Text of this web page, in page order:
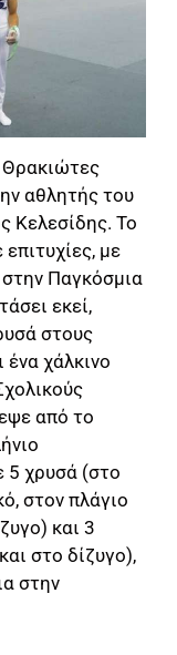
Θρακιώτες
αθλητής του
Κελεσίδης. Το
με
Παγκόσμια
εκεί,
στους
ένα χάλκινο
από το
5 χρυσά (στο
στον πλάγιο
και 3
στο δίζυγο),
στην